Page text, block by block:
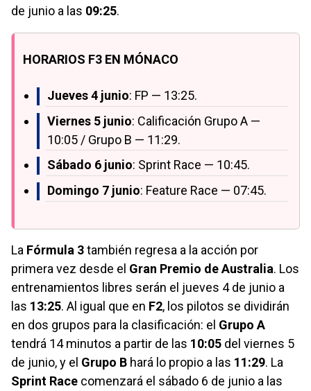
de junio a las 09:25.
HORARIOS F3 EN MÓNACO
Jueves 4 junio: FP — 13:25.
Viernes 5 junio: Calificación Grupo A —
10:05 / Grupo B — 11:29.
Sábado 6 junio: Sprint Race — 10:45.
Domingo 7 junio: Feature Race — 07:45.
La Fórmula 3también regresa a la acción por
primera vez desde el Gran Premio de Australia. Los
entrenamientos libres serán el jueves 4 de junio a
las 13:25. Al igual que en F2, los pilotos se dividirán
en dos grupos para la clasificación: el Grupo A
tendrá 14 minutos a partir de las 10:05 del viernes 5
de junio, y el Grupo B hará lo propio a las 11:29. La
Sprint Race comenzará el sábado 6 de junio a las